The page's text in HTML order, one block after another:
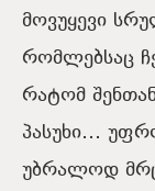
მოვუყევი
რომლებსაც
რატომ
პასუხი…
უბრალოდ